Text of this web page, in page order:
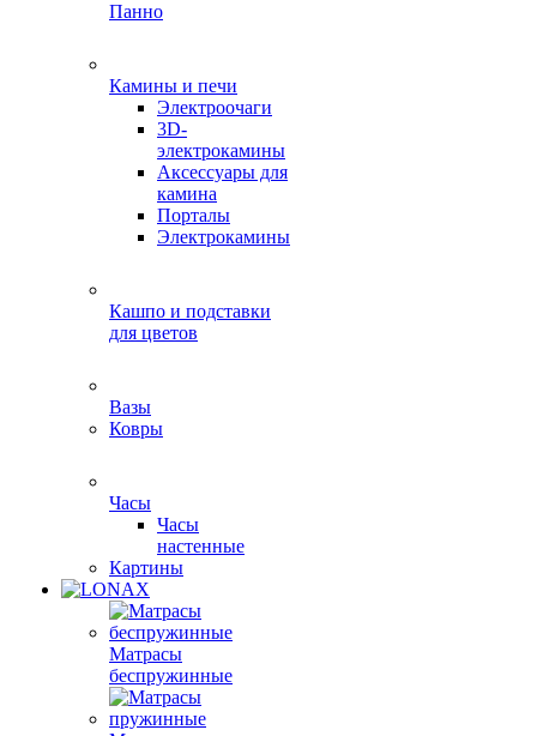
Панно
Камины и печи
Электроочаги
3D-
электрокамины
Аксессуары для
камина
Порталы
Электрокамины
Кашпо и подставки
для цветов
Вазы
Ковры
Часы
Часы
настенные
Картины
Матрасы
беспружинные